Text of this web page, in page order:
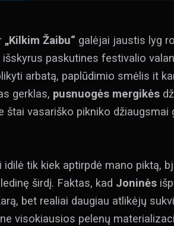
„Kilkim Žaibu“ galėjai jaustis lyg
išskyrus paskutines festivalio
arbatą, paplūdimio smėlis it
gerklas, pusnuogės mergikės
štai vasariško pikniko
idilė tik kiek aptirpdė mano piktą,
širdį. Faktas, kad Joninės
bet realiai daugiau atlikėjų
visokiausios pelenų